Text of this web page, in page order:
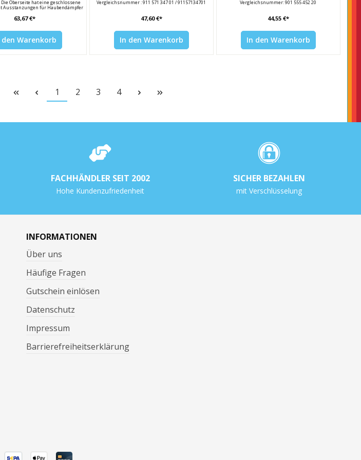
Die Oberseite hat eine geschlossene
Ausstanzungen für Haubendämpfer
beschichtet. Stärke: 15mm Porsche
: 930 556 891 02
63,67 €*
den Warenkorb
Vergleichsnummer : 911 571 347 01 / 91157134701
47,60 €*
In den Warenkorb
Vergleichsnummer: 901 555 452 20
44,55 €*
In den Warenkorb
1 2 3 4
FACHHÄNDLER SEIT 2002
Hohe Kundenzufriedenheit
SICHER BEZAHLEN
mit Verschlüsselung
INFORMATIONEN
Über uns
Häufige Fragen
Gutschein einlösen
Datenschutz
Impressum
Barrierefreiheitserklärung